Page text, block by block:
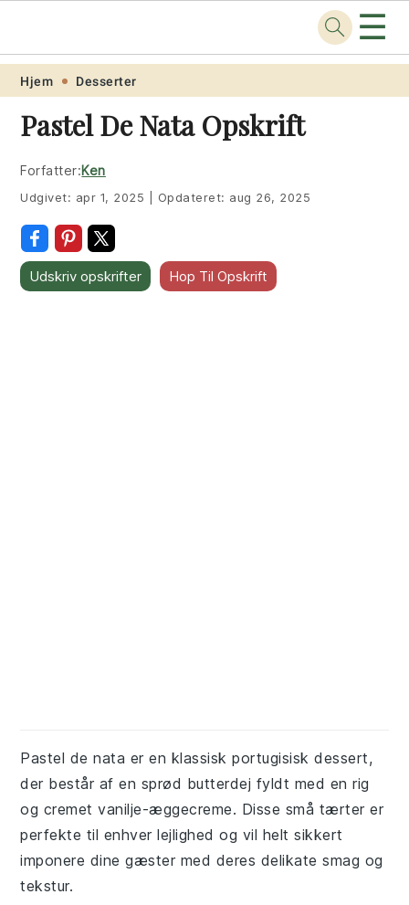
Skip
primary
navigation
Skip
main
content
Skip
primary
sidebar
Skip
footer
Opskrift.net ☰
Hjem Desserter
Pastel De Nata Opskrift
Forfatter:Ken
Udgivet: apr 1, 2025 Opdateret: aug 26, 2025
Udskriv opskrifter Hop Til Opskrift
Pastel de nata er en klassisk portugisisk dessert,
der består af en sprød butterdej fyldt med en rig
og cremet vanilje-æggecreme. Disse små tærter er
perfekte til enhver lejlighed og vil helt sikkert
imponere dine gæster med deres delikate smag og
tekstur.